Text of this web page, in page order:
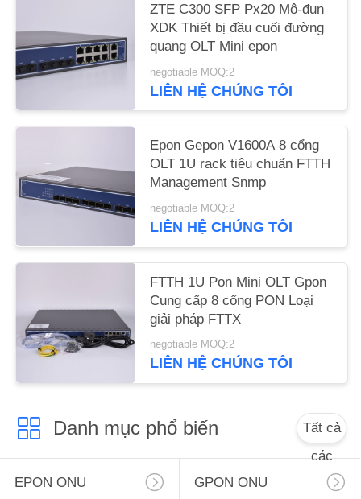
WEB
PRIVACY
POLICY
ZTE C300 SFP Px20 Mô-đun
XDK Thiết bị đầu cuối đường
quang OLT Mini epon
negotiable MOQ:2
LIÊN HỆ CHÚNG TÔI
Epon Gepon V1600A 8 cổng
OLT 1U rack tiêu chuẩn FTTH
Management Snmp
negotiable MOQ:2
LIÊN HỆ CHÚNG TÔI
FTTH 1U Pon Mini OLT Gpon
Cung cấp 8 cổng PON Loại
giải pháp FTTX
negotiable MOQ:2
LIÊN HỆ CHÚNG TÔI
Danh mục phổ biến
Tất cả
các
EPON ONU
GPON ONU